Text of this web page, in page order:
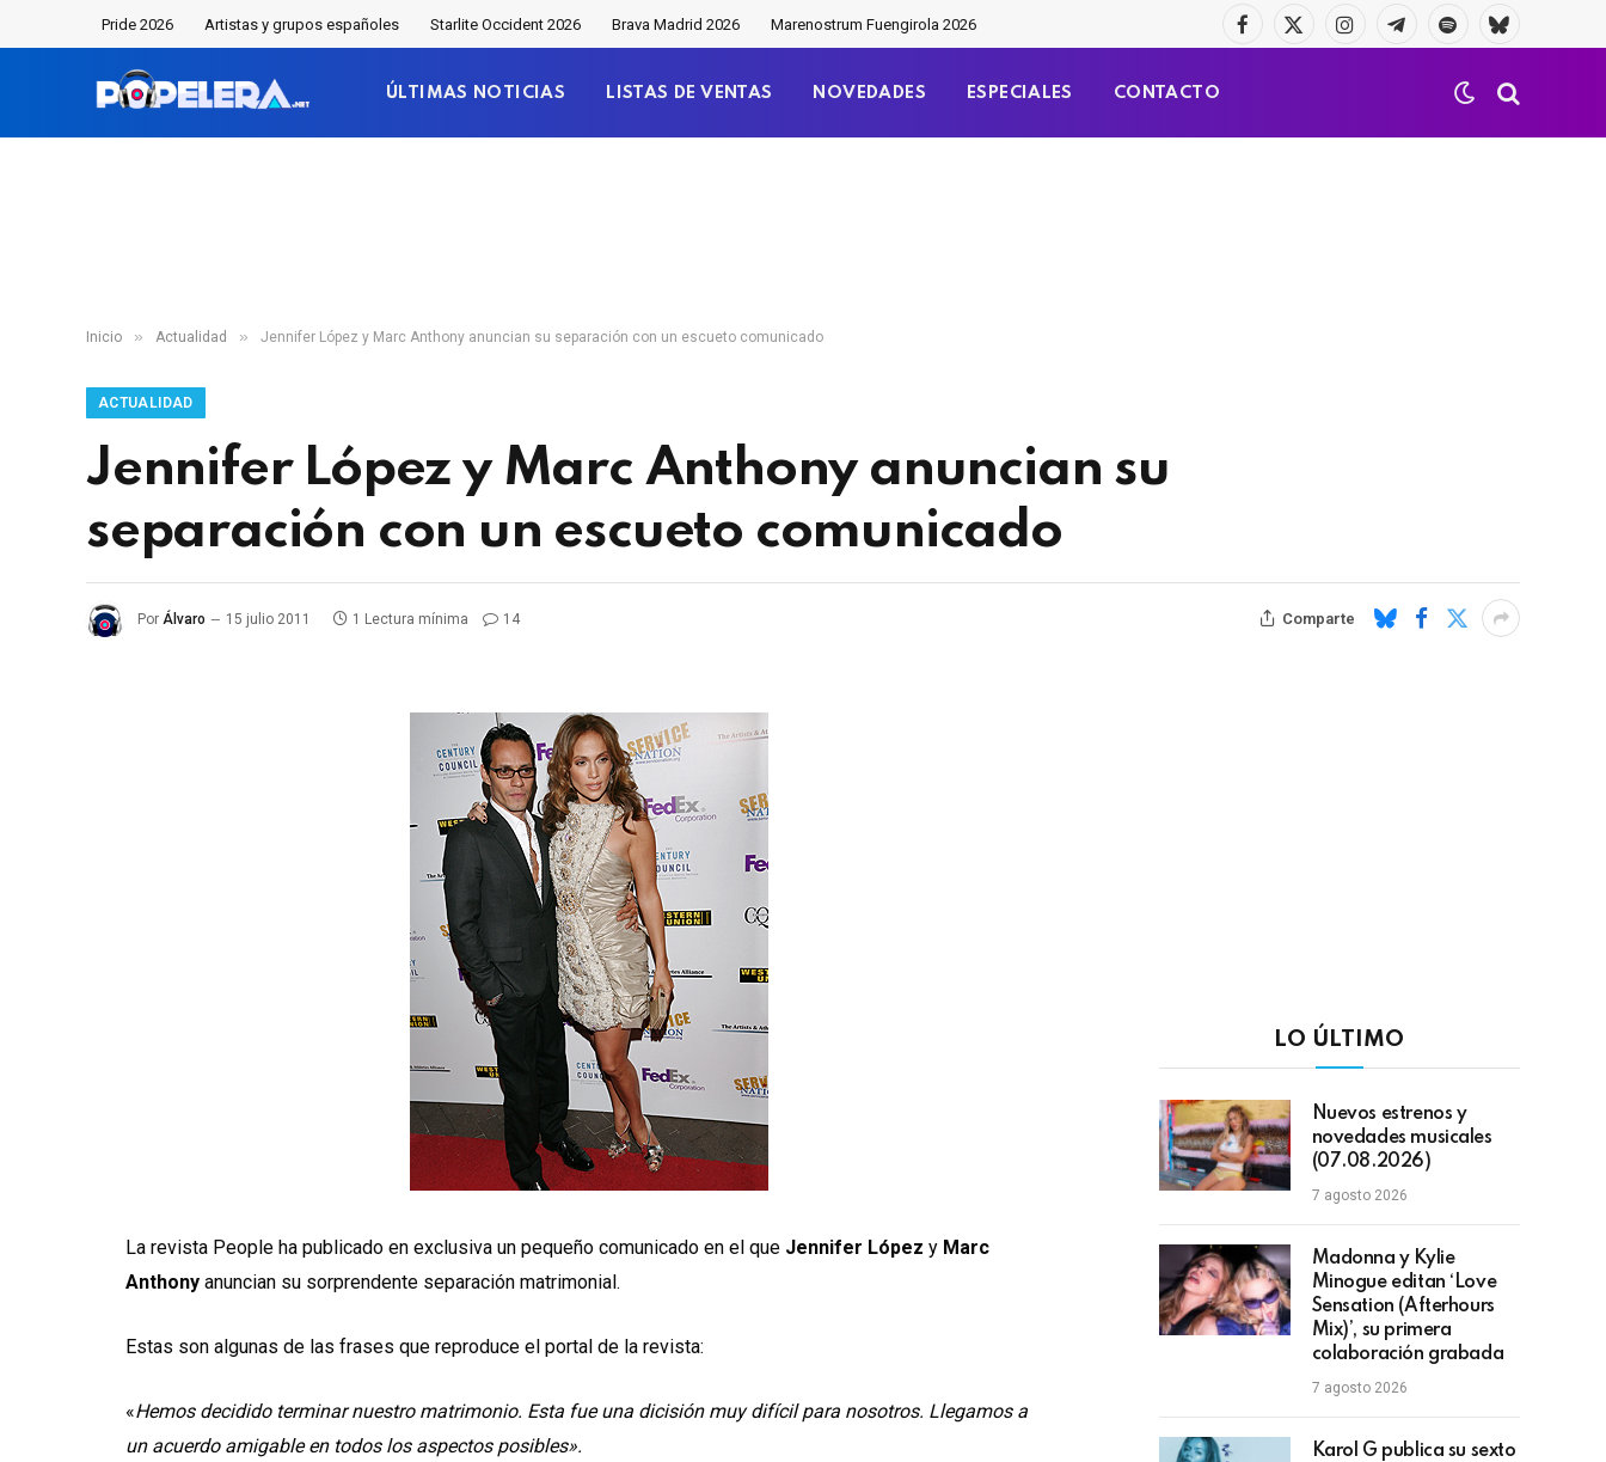
Pride 2026 Artistas y grupos españoles Starlite Occident 2026 Brava Madrid 2026 Marenostrum Fuengirola 2026
Facebook
X
InstagramTelegramaSpotifyBluesky
ÚLTIMAS NOTICIAS LISTAS DE VENTAS NOVEDADES ESPECIALES CONTACTO
Inicio » Actualidad » Jennifer López y Marc Anthony anuncian su separación con un escueto comunicado
ACTUALIDAD
Jennifer López y Marc Anthony anuncian su
separación con un escueto comunicado
Por Álvaro 15 julio 2011 1 Lectura mínima 14 Comparte
La revista People ha publicado en exclusiva un pequeño comunicado en el que Jennifer López y Marc
Anthony anuncian su sorprendente separación matrimonial.
Estas son algunas de las frases que reproduce el portal de la revista:
«Hemos decidido terminar nuestro matrimonio. Esta fue una dicisión muy difícil para nosotros. Llegamos a
un acuerdo amigable en todos los aspectos posibles».
LO ÚLTIMO
Nuevos estrenos y
novedades musicales
(07.08.2026)
7 agosto 2026
Madonna y Kylie
Minogue editan ‘Love
Sensation (Afterhours
Mix)’, su primera
colaboración grabada
7 agosto 2026
Karol G publica su sexto